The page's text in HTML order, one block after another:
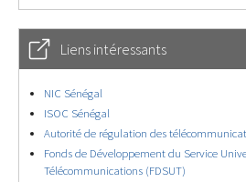
Liens intéressants
NIC Sénégal
ISOC Sénégal
Autorité de régulation des
Fonds de Développement du Service
Télécommunications (FDSUT)